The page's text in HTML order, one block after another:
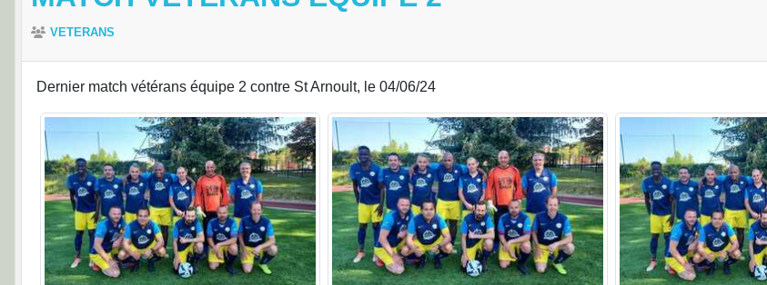
VETERANS
Dernier match vétérans équipe 2 contre St Arnoult, le 04/06/24